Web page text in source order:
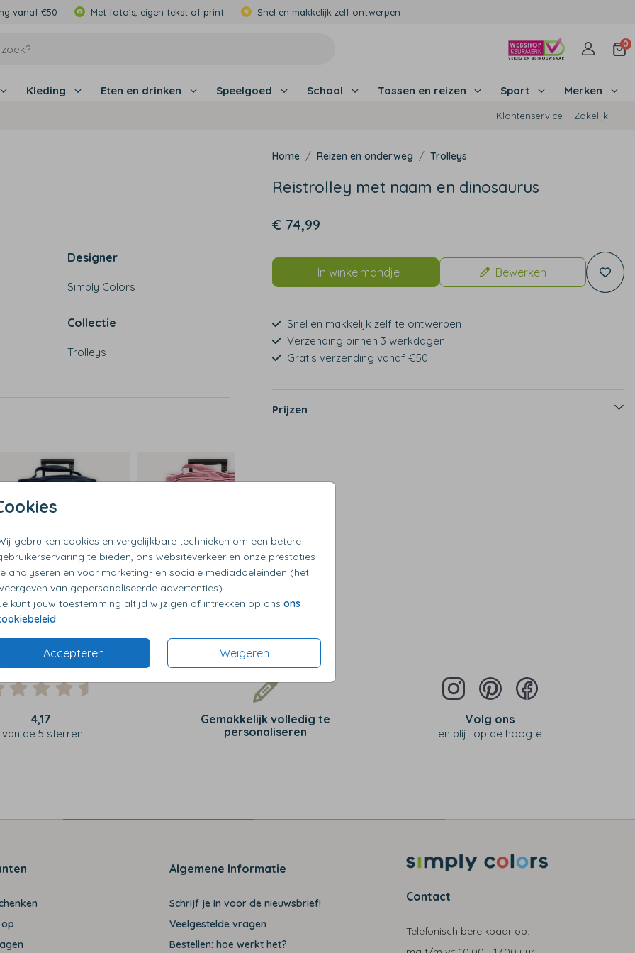
vanaf €50 Met foto's, eigen tekst of print Snel en makkelijk zelf ontwerpen
0
Kleding Eten en drinken Speelgoed School Tassen en reizen Sport Merken
Klantenservice Zakelijk
gebruiken cookies en vergelijkbare technieken om een betere
te bieden, ons websiteverkeer en onze prestaties
analyseren en voor marketing- en sociale mediadoeleinden (het
van gepersonaliseerde advertenties).
kunt jouw toestemming altijd wijzigen of intrekken op ons ons
Accepteren Weigeren
rits
Designer
Simply Colors
Collectie
Trolleys
Reizen en onderweg Trolleys
Reistrolley met naam en dinosaurus
€ 74,99
In winkelmandje Bewerken
Snel en makkelijk zelf te ontwerpen
Verzending binnen 3 werkdagen
Gratis verzending vanaf €50
Prijzen
4,17
van de 5 sterren
Gemakkelijk volledig te
personaliseren
Volg ons
en blijf op de hoogte
Algemene Informatie
Schrijf je in voor de nieuwsbrief!
Veelgestelde vragen
Bestellen: hoe werkt het?
Contact
Telefonisch bereikbaar op: